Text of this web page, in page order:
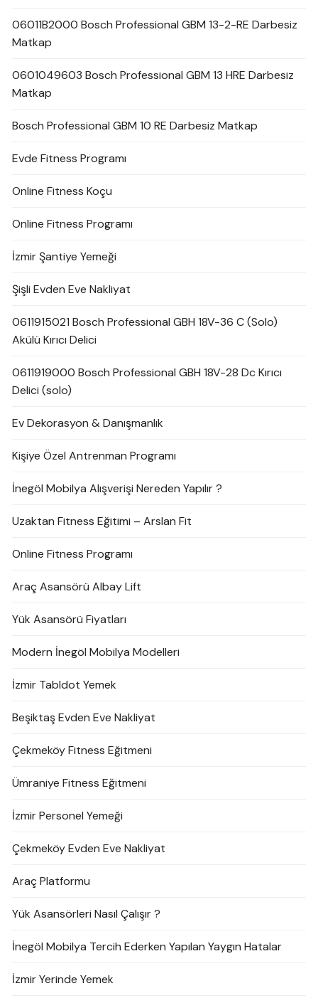
06011B2000 Bosch Professional GBM 13-2-RE Darbesiz
Matkap
0601049603 Bosch Professional GBM 13 HRE Darbesiz
Matkap
Bosch Professional GBM 10 RE Darbesiz Matkap
Evde Fitness Programı
Online Fitness Koçu
Online Fitness Programı
İzmir Şantiye Yemeği
Şişli Evden Eve Nakliyat
0611915021 Bosch Professional GBH 18V-36 C (Solo)
Akülü Kırıcı Delici
0611919000 Bosch Professional GBH 18V-28 Dc Kırıcı
Delici (solo)
Ev Dekorasyon & Danışmanlık
Kişiye Özel Antrenman Programı
İnegöl Mobilya Alışverişi Nereden Yapılır ?
Uzaktan Fitness Eğitimi – Arslan Fit
Online Fitness Programı
Araç Asansörü Albay Lift
Yük Asansörü Fiyatları
Modern İnegöl Mobilya Modelleri
İzmir Tabldot Yemek
Beşiktaş Evden Eve Nakliyat
Çekmeköy Fitness Eğitmeni
Ümraniye Fitness Eğitmeni
İzmir Personel Yemeği
Çekmeköy Evden Eve Nakliyat
Araç Platformu
Yük Asansörleri Nasıl Çalışır ?
İnegöl Mobilya Tercih Ederken Yapılan Yaygın Hatalar
İzmir Yerinde Yemek